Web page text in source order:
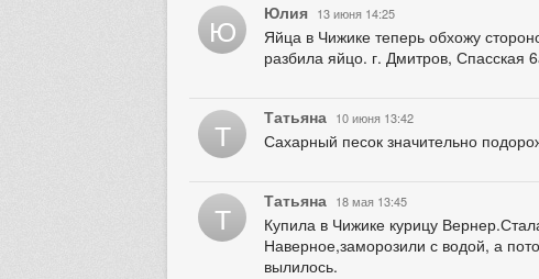
Ю Юлия 13 июня 14:25
Яйца в Чижике теперь обхожу
разбила яйцо. г. Дмитров, Спасская
Т Татьяна 10 июня 13:42
Сахарный песок значительно
Т Татьяна 18 мая 13:45
Купила в Чижике курицу
Наверное,заморозили с водой, а
вылилось.